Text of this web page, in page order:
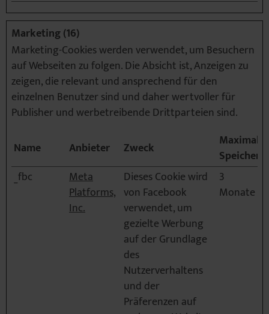
Marketing (16)
Marketing-Cookies werden verwendet, um Besuchern
auf Webseiten zu folgen. Die Absicht ist, Anzeigen zu
zeigen, die relevant und ansprechend für den
einzelnen Benutzer sind und daher wertvoller für
Publisher und werbetreibende Drittparteien sind.
Name
Anbieter Zweck
Maximale
_fbc
Meta
Platforms,
Inc.
Dieses Cookie wird
von Facebook
verwendet, um
gezielte Werbung
auf der Grundlage
des
Nutzerverhaltens
und der
Präferenzen auf
3
Monate